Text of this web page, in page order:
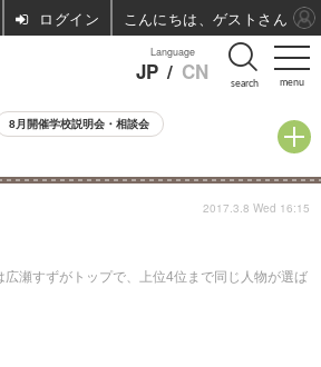
menu
Language
JP / CN search
8月開催学校説明会・相談会
瀬すずがトップで、上位4位まで同じ人物が選ば
2017.3.8 Wed 16:15
ログイン こんにちは、ゲストさん